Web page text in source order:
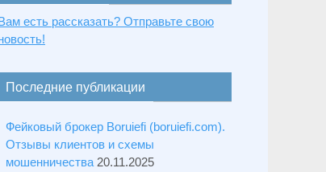
есть рассказать? Отправьте свою
Последние публикации
Фейковый брокер Boruiefi (boruiefi.com).
Отзывы клиентов и схемы
мошенничества 20.11.2025